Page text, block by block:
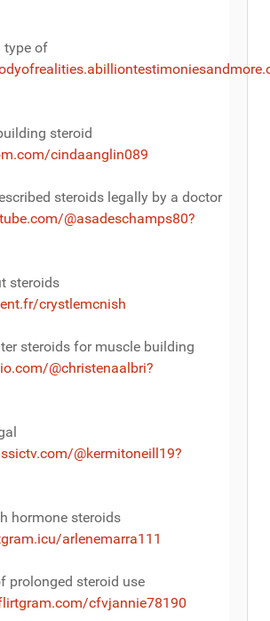
type of
steroid
cindaanglin089
steroids legally by a doctor
@asadeschamps80?
steroids
crystlemcnish
steroids for muscle building
@christenaalbri?
@kermitoneill19?
hormone steroids
arlenemarra111
prolonged steroid use
cfvjannie78190